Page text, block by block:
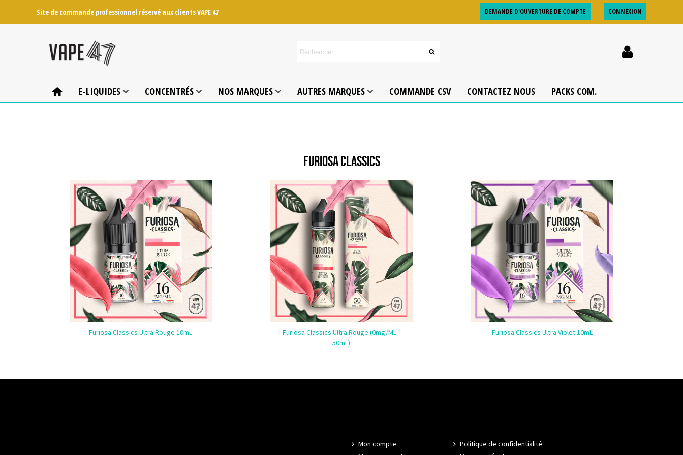
Site de commande professionnel réservé aux clients VAPE 47 DEMANDE D'OUVERTURE DE COMPTE CONNEXION
E-LIQUIDES CONCENTRÉS NOS MARQUES AUTRES MARQUES COMMANDE CSV CONTACTEZ NOUS PACKS COM.
FURIOSA CLASSICS
Furiosa Classics Ultra Rouge 10mL
Furiosa Classics Ultra Rouge (0mg/mL -
50mL)
Furiosa Classics Ultra Violet 10mL
Mon compte
Politique de confidentialité